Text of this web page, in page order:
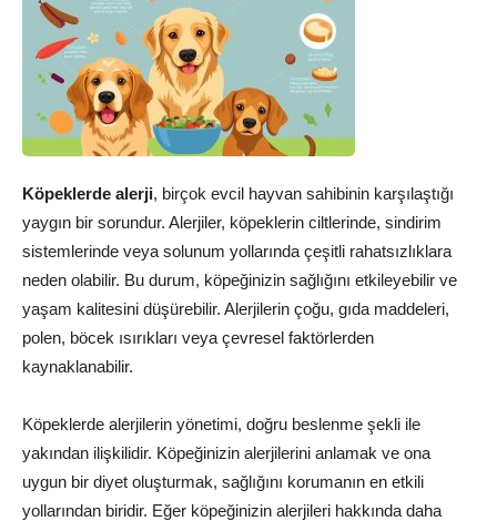
Köpeklerde alerji, birçok evcil hayvan sahibinin karşılaştığı
yaygın bir sorundur. Alerjiler, köpeklerin ciltlerinde, sindirim
sistemlerinde veya solunum yollarında çeşitli rahatsızlıklara
neden olabilir. Bu durum, köpeğinizin sağlığını etkileyebilir ve
yaşam kalitesini düşürebilir. Alerjilerin çoğu, gıda maddeleri,
polen, böcek ısırıkları veya çevresel faktörlerden
kaynaklanabilir.
Köpeklerde alerjilerin yönetimi, doğru beslenme şekli ile
yakından ilişkilidir. Köpeğinizin alerjilerini anlamak ve ona
uygun bir diyet oluşturmak, sağlığını korumanın en etkili
yollarından biridir. Eğer köpeğinizin alerjileri hakkında daha